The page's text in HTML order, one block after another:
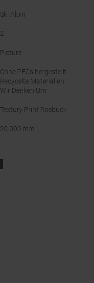
Ski Alpin
2
Picture
Ohne PFCs hergestellt
Recycelte Materialien
Wir Denken Um
Textury Print Roebuck
20.000 mm